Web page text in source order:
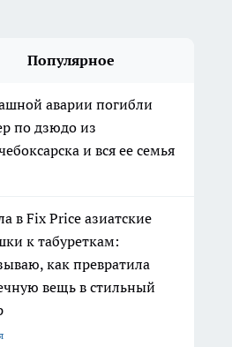
Популярное
аварии погибли
по дзюдо из
и вся ее семья
в Fix Price азиатские
к табуреткам:
как превратила
вещь в стильный